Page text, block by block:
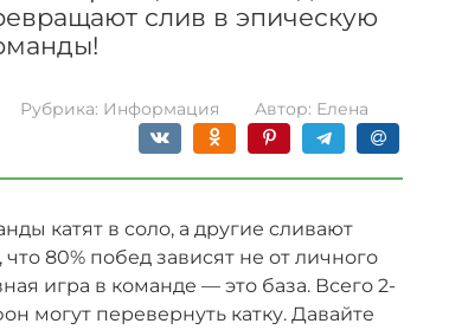
слив в эпическую
Рубрика: Информация Автор: Елена
катят в соло, а другие сливают
80% побед зависят не от личного
игра в команде — это база. Всего 2-
могут перевернуть катку. Давайте